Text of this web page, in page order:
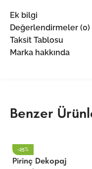
Ek bilgi
Değerlendirmeler (0)
Taksit Tablosu
Marka hakkında
Benzer
-25%
Pirinç Dekopaj